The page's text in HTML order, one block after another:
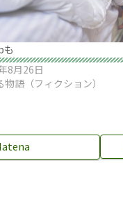
も
8月26日
物語（フィクション）